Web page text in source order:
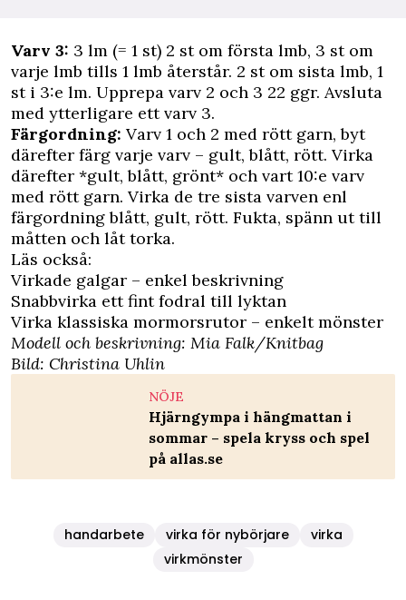
Varv 3: 3 lm (= 1 st) 2 st om första lmb, 3 st om
varje lmb tills 1 lmb återstår. 2 st om sista lmb, 1
st i 3:e lm. Upprepa varv 2 och 3 22 ggr. Avsluta
med ytterligare ett varv 3.
Färgordning: Varv 1 och 2 med rött garn, byt
därefter färg varje varv – gult, blått, rött. Virka
därefter *gult, blått, grönt* och vart 10:e varv
med rött garn. Virka de tre sista varven enl
färgordning blått, gult, rött. Fukta, spänn ut till
måtten och låt torka.
Läs också:
Virkade galgar – enkel beskrivning
Snabbvirka ett fint fodral till lyktan
Virka klassiska mormorsrutor – enkelt mönster
Modell och beskrivning: Mia Falk/Knitbag
Bild: Christina Uhlin
NÖJE
Hjärngympa i hängmattan i
sommar – spela kryss och spel
på allas.se
handarbete virka för nybörjare
virka
virkmönster